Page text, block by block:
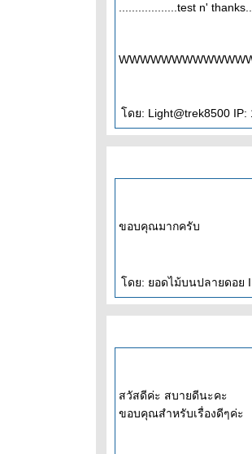
..................test n'
ดย: Light@trek8500 IP:
ขอบคุณมากครับ
สวัสดีค่ะ สบายดีนะคะ
ขอบคุณสำหรับเรื่องดีๆค่ะ